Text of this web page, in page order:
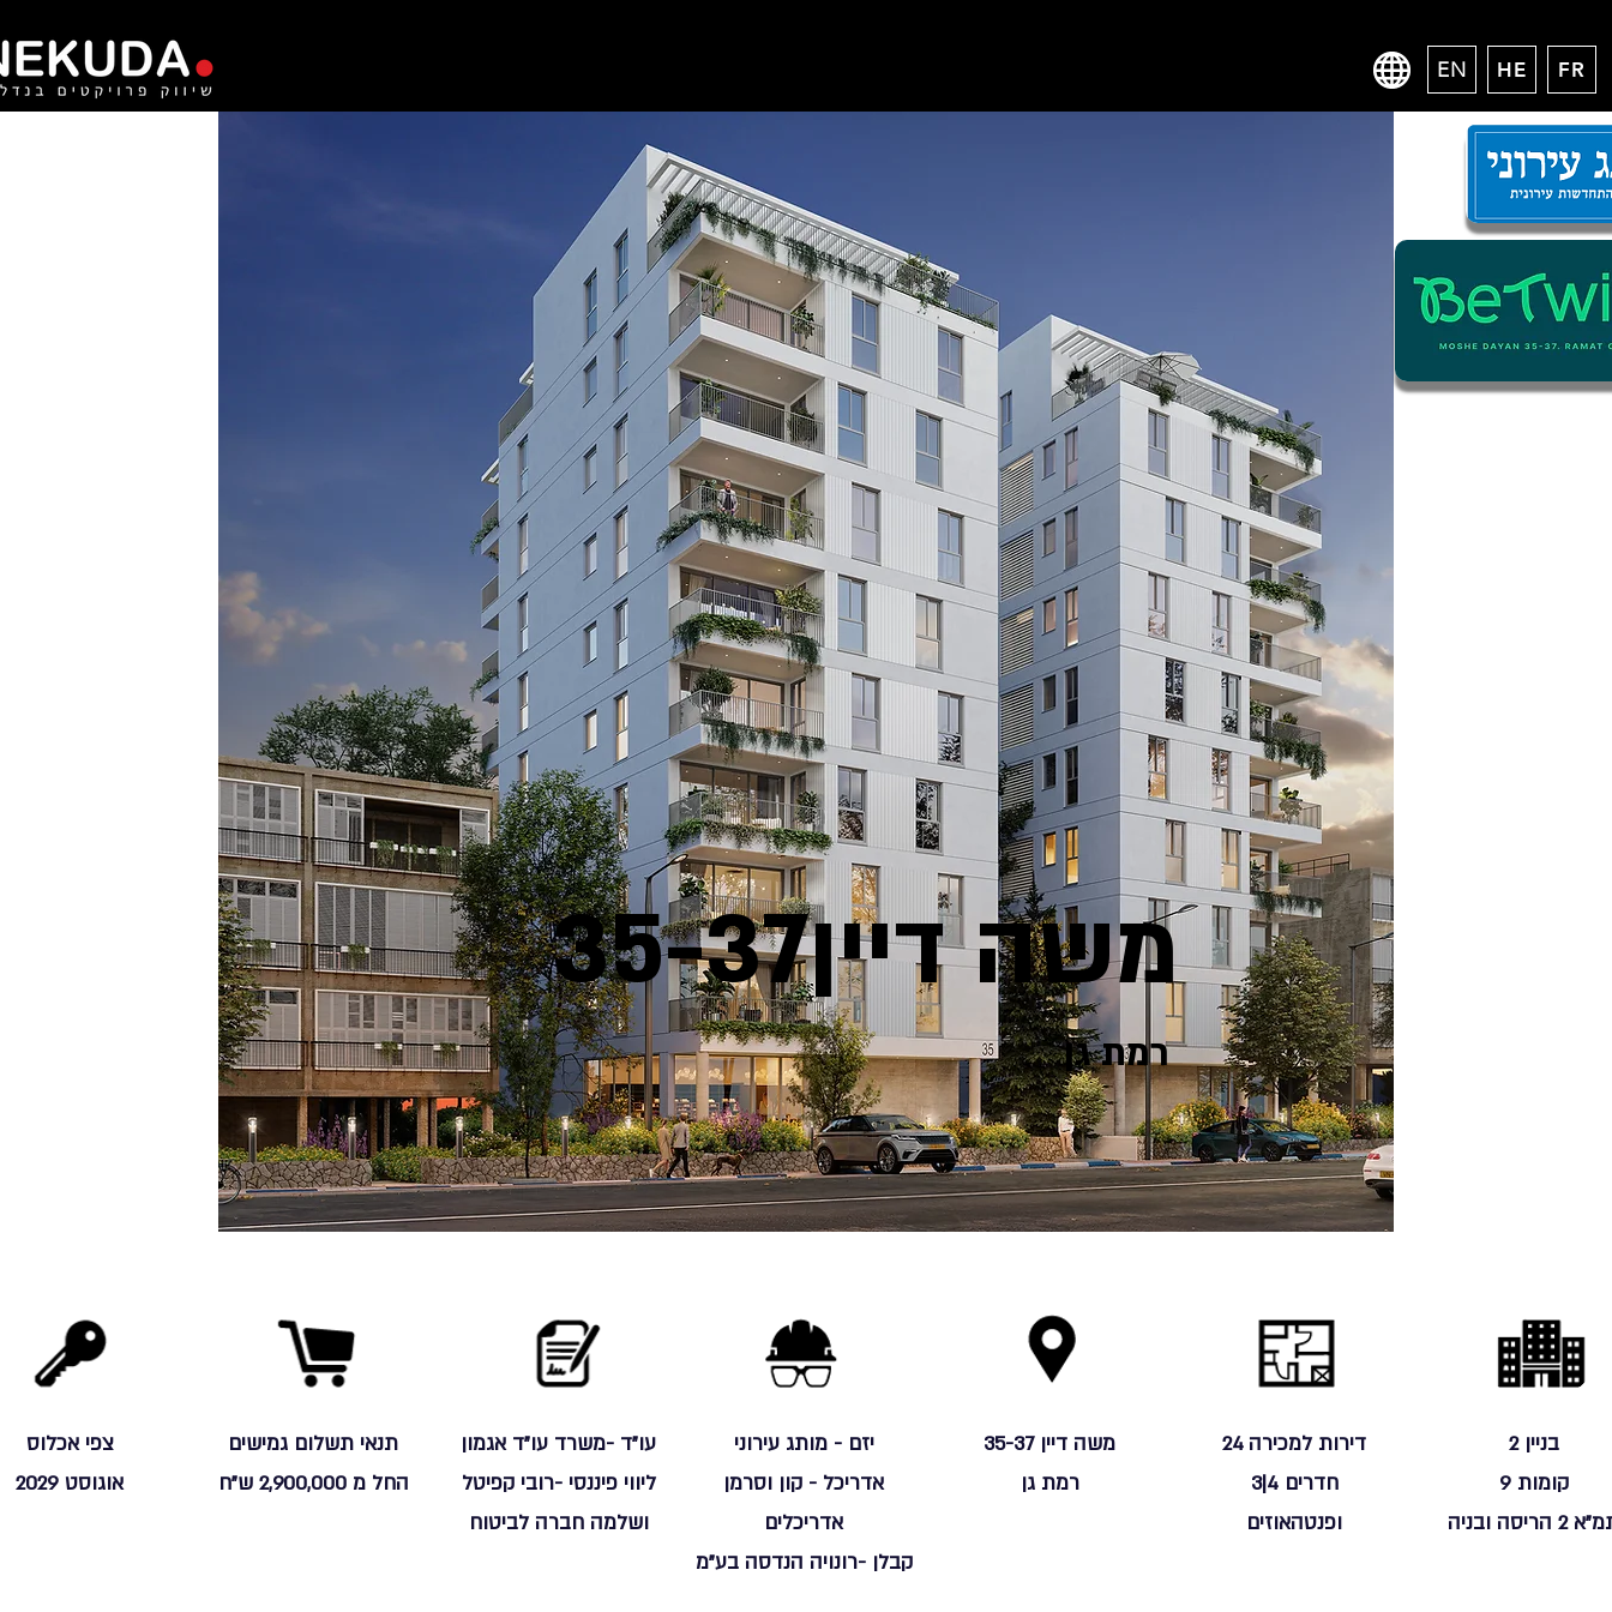
EN HE FR
משה דיין35-37
רמת גן
צפי אכלוס
אוגוסט 2029
תנאי תשלום גמישים
החל מ 2,900,000 ש"ח
עו"ד -משרד עו"ד אגמון
ליווי פיננסי -רובי קפיטל
ושלמה חברה לביטוח
יזם - מותג עירוני
אדריכל - קון וסרמן
אדריכלים
קבלן -רונויה הנדסה בע"מ
משה דיין 35-37
רמת גן
24 דירות למכירה
3|4 חדרים
ופנטהאוזים
בניין 2
קומות 9
2 הריסה ובניה